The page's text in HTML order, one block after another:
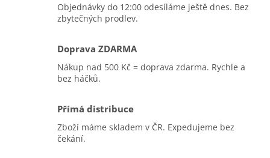
Objednávky do 12:00 odesíláme ještě dnes. Bez
zbytečných prodlev.
Doprava ZDARMA
Nákup nad 500 Kč = doprava zdarma. Rychle a
bez háčků.
Přímá distribuce
Zboží máme skladem v ČR. Expedujeme bez
čekání.